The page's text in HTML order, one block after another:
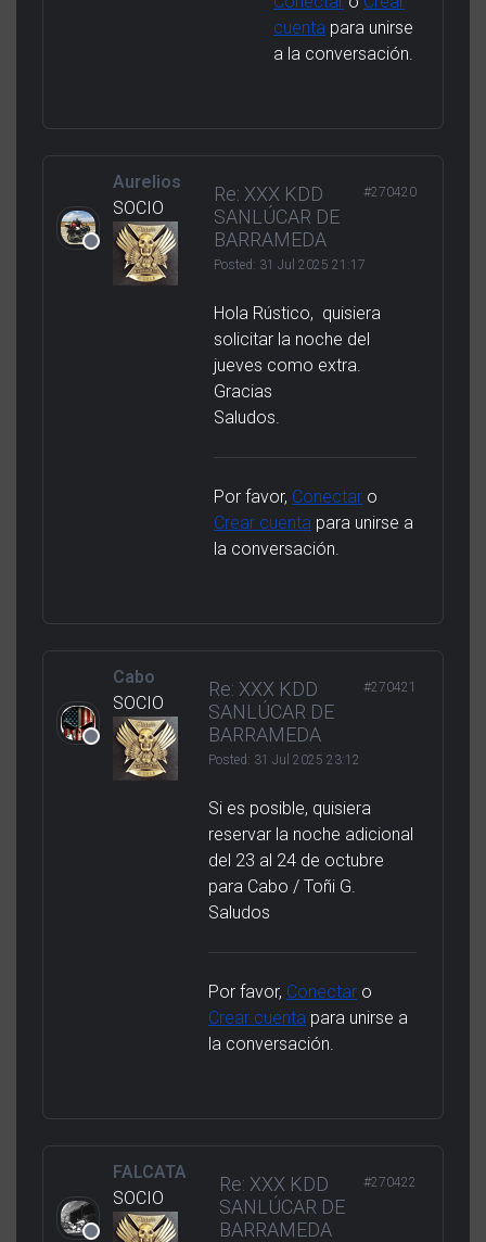
cuenta para unirse
a la conversación.
Aurelios
SOCIO
Re: XXX KDD
SANLÚCAR DE
BARRAMEDA
Posted: 31 Jul 2025 21:17
#270420
Hola Rústico, quisiera
solicitar la noche del
jueves como extra.
Gracias
Saludos.
Por favor, Conectar o
Crear cuenta para unirse a
la conversación.
Cabo
SOCIO
Re: XXX KDD
SANLÚCAR DE
BARRAMEDA
Posted: 31 Jul 2025 23:12
#270421
Si es posible, quisiera
reservar la noche adicional
del 23 al 24 de octubre
para Cabo / Toñi G.
Saludos
Por favor, Conectar o
Crear cuenta para unirse a
la conversación.
FALCATA
SOCIO
Re: XXX KDD
SANLÚCAR DE
BARRAMEDA
#270422